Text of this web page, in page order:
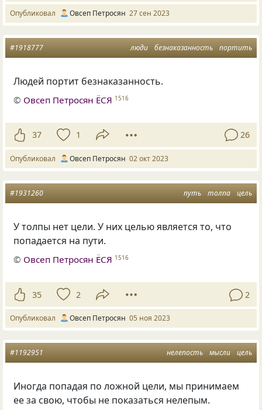
Опубликовал Овсеп Петросян 27 сен 2023
люди безнаказанность портить
#1918777
Людей портит безнаказанность.
© Овсеп Петросян ЁСЯ 1516
37 1 26
Опубликовал Овсеп Петросян 02 окт 2023
путь толпа цель
#1931260
У толпы нет цели. У них целью является то, что
попадается на пути.
© Овсеп Петросян ЁСЯ 1516
35 2 2
Опубликовал Овсеп Петросян 05 ноя 2023
нелепость мысли цель
#1192951
Иногда попадая по ложной цели, мы принимаем
ее за свою, чтобы не показаться нелепым.